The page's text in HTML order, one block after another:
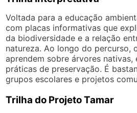
Voltada para a educação
com placas informativas que
da biodiversidade e a relação
natureza. Ao longo do percurso,
aprendem sobre árvores nativas,
práticas de preservação. É
grupos escolares e projetos
Trilha do Projeto Tamar